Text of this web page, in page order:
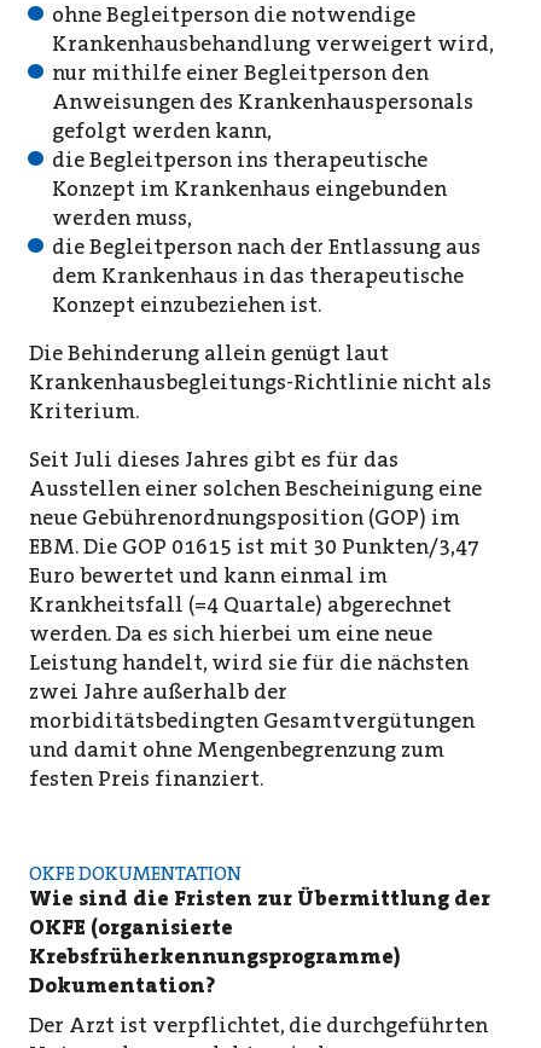
ohne Begleitperson die notwendige
Krankenhausbehandlung verweigert wird,
nur mithilfe einer Begleitperson den
Anweisungen des Krankenhauspersonals
gefolgt werden kann,
die Begleitperson ins therapeutische
Konzept im Krankenhaus eingebunden
werden muss,
die Begleitperson nach der Entlassung aus
dem Krankenhaus in das therapeutische
Konzept einzubeziehen ist.
Die Behinderung allein genügt laut
Krankenhausbegleitungs-Richtlinie nicht als
Kriterium.
Seit Juli dieses Jahres gibt es für das
Ausstellen einer solchen Bescheinigung eine
neue Gebührenordnungsposition (GOP) im
EBM. Die GOP 01615 ist mit 30 Punkten/3,47
Euro bewertet und kann einmal im
Krankheitsfall (=4 Quartale) abgerechnet
werden. Da es sich hierbei um eine neue
Leistung handelt, wird sie für die nächsten
zwei Jahre außerhalb der
morbiditätsbedingten Gesamtvergütungen
und damit ohne Mengenbegrenzung zum
festen Preis finanziert.
OKFE DOKUMENTATION
Wie sind die Fristen zur Übermittlung der
OKFE (organisierte
Krebsfrüherkennungsprogramme)
Dokumentation?
Der Arzt ist verpflichtet, die durchgeführten